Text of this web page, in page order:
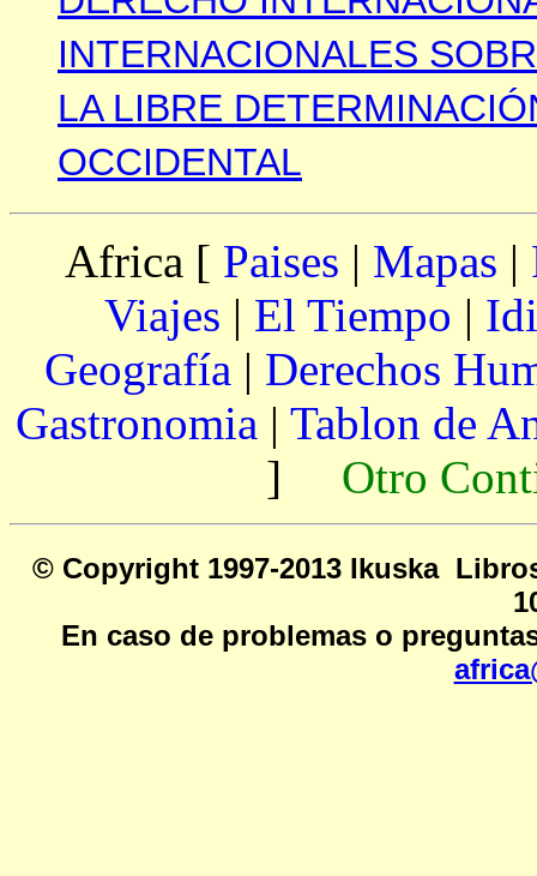
INTERNACIONALES
LA LIBRE
OCCIDENTAL
Africa [ Paises | Mapas |
Viajes | El Tiempo |
Geografía | Derechos
Gastronomia | Tablon de
] Otro
© Copyright 1997-2013
En caso de problemas o